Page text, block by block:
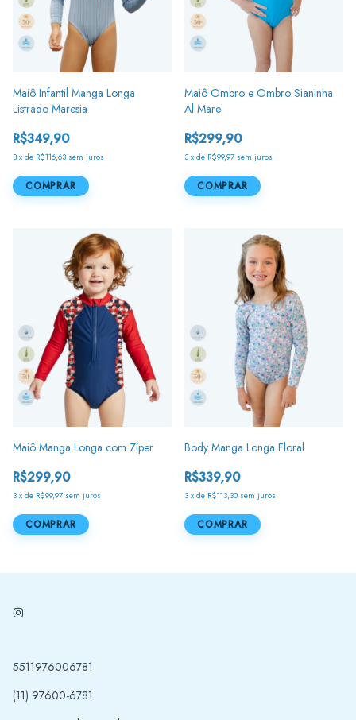
Maiô Infantil Manga Longa
Listrado Maresia
R$349,90
3 x de R$116,63 sem juros
COMPRAR
Maiô Ombro e Ombro Sianinha
Al Mare
R$299,90
3 x de R$99,97 sem juros
COMPRAR
Maiô Manga Longa com Zíper
R$299,90
3 x de R$99,97 sem juros
COMPRAR
Body Manga Longa Floral
R$339,90
3 x de R$113,30 sem juros
COMPRAR
5511976006781
(11) 97600-6781